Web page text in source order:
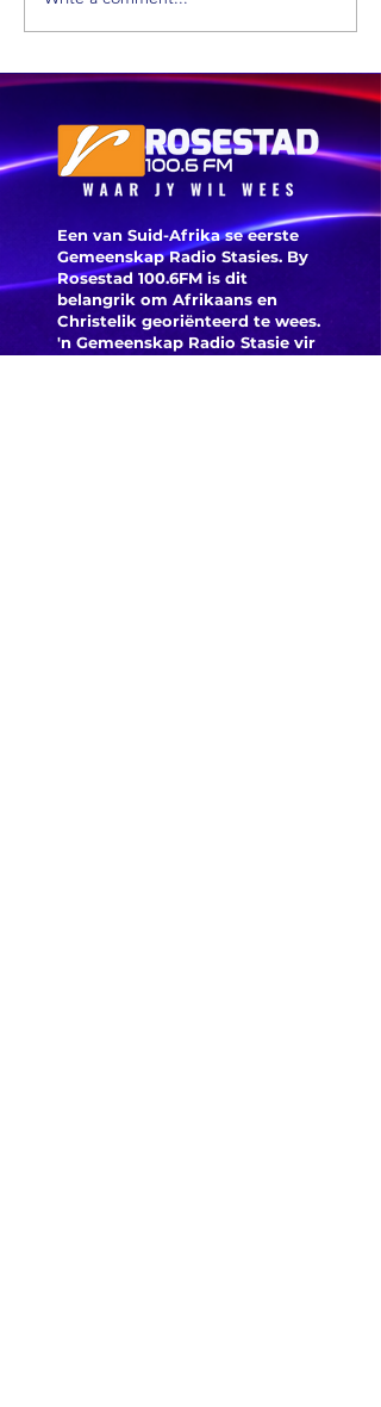
in
dele van die
VS verwag
Een van Suid-Afrika se eerste
Gemeenskap Radio Stasies. By
Rosestad 100.6FM is dit
belangrik om Afrikaans en
Christelik georiënteerd te wees.
'n Gemeenskap Radio Stasie vir